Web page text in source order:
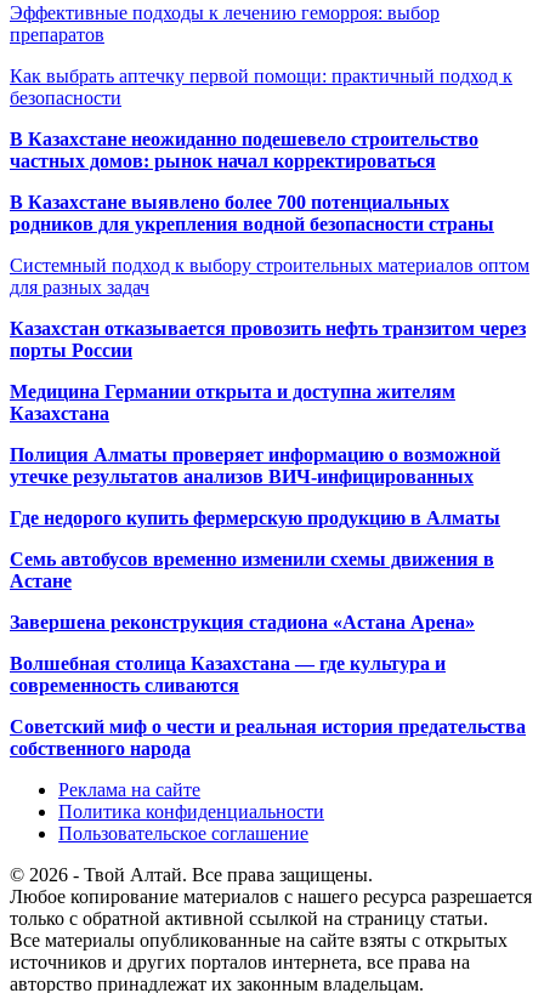
Эффективные подходы к лечению геморроя: выбор
препаратов
Как выбрать аптечку первой помощи: практичный подход к
безопасности
В Казахстане неожиданно подешевело строительство
частных домов: рынок начал корректироваться
В Казахстане выявлено более 700 потенциальных
родников для укрепления водной безопасности страны
Системный подход к выбору строительных материалов оптом
для разных задач
Казахстан отказывается провозить нефть транзитом через
порты России
Медицина Германии открыта и доступна жителям
Казахстана
Полиция Алматы проверяет информацию о возможной
утечке результатов анализов ВИЧ-инфицированных
Где недорого купить фермерскую продукцию в Алматы
Семь автобусов временно изменили схемы движения в
Астане
Завершена реконструкция стадиона «Астана Арена»
Волшебная столица Казахстана — где культура и
современность сливаются
Советский миф о чести и реальная история предательства
собственного народа
Реклама на сайте
Политика конфиденциальности
Пользовательское соглашение
© 2026 - Твой Алтай. Все права защищены.
Любое копирование материалов с нашего ресурса разрешается
только с обратной активной ссылкой на страницу статьи.
Все материалы опубликованные на сайте взяты с открытых
источников и других порталов интернета, все права на
авторство принадлежат их законным владельцам.